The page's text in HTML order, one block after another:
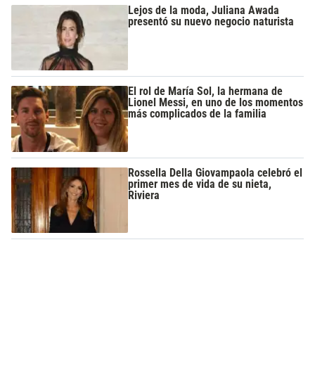
Lejos de la moda, Juliana Awada
presentó su nuevo negocio naturista
El rol de María Sol, la hermana de
Lionel Messi, en uno de los momentos
más complicados de la familia
Rossella Della Giovampaola celebró el
primer mes de vida de su nieta,
Riviera